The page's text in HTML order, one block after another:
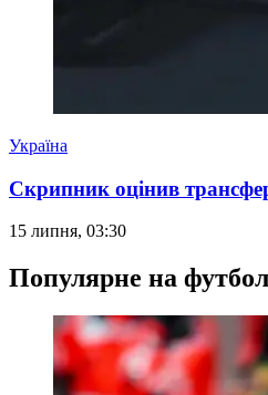
Україна
Скрипник оцінив
15 липня, 03:30
Популярне на